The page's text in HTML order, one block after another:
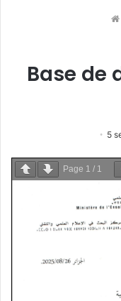
Base de
5
Page 1 / 1